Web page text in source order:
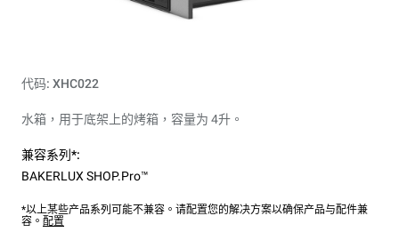
代码: XHC022
水箱，用于底架上的烤箱，容量为 4升。
兼容系列*:
BAKERLUX SHOP.Pro™
*以上某些产品系列可能不兼容。请配置您的解决方案以确保产品与配件兼
容。 配置